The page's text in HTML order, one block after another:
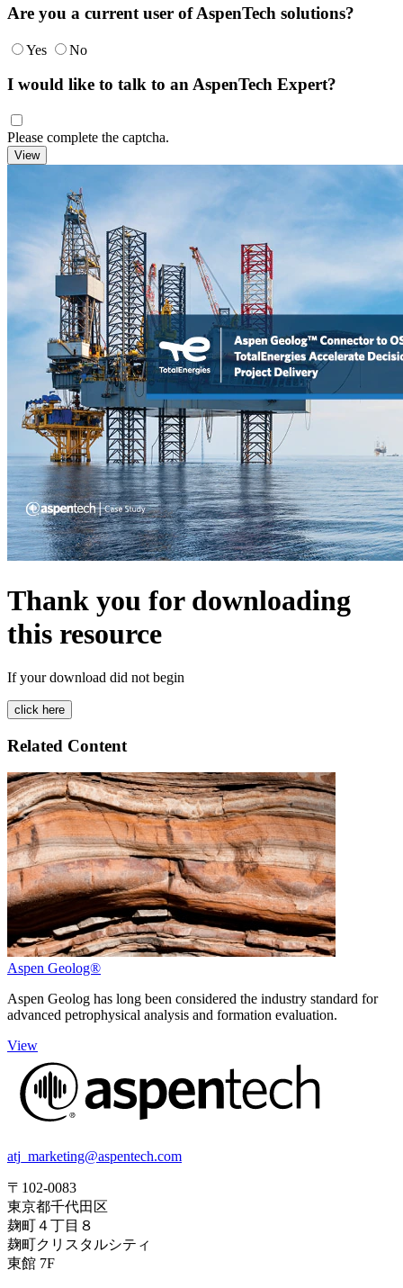
Are you a current user of AspenTech solutions?
Yes No
I would like to talk to an AspenTech Expert?
Please complete the captcha.
Thank you for downloading
this resource
If your download did not begin
Related Content
Aspen Geolog®
Aspen Geolog has long been considered the industry standard for
advanced petrophysical analysis and formation evaluation.
View
atj_marketing@aspentech.com
〒102-0083
東京都千代田区
麹町４丁目８
麹町クリスタルシティ
東館 7F